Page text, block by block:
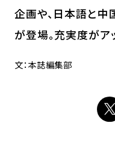
企画や、日本語と
が登場。充実度がア
文：本誌編集部